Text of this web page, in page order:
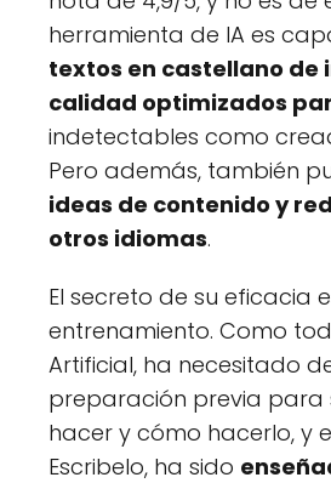
herramienta de IA es
textos en castellano de
calidad optimizados
indetectables como
Pero además, también
ideas de contenido y
otros idiomas.
El secreto de su eficacia
entrenamiento. Como
Artificial, ha necesitado
preparación previa para
hacer y cómo hacerlo, y
Escribelo, ha sido